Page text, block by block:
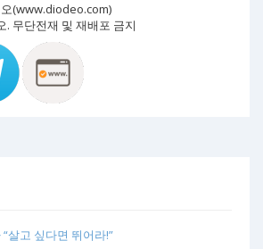
(www.diodeo.com)
무단전재 및 재배포 금지
살고 싶다면 뛰어라!”